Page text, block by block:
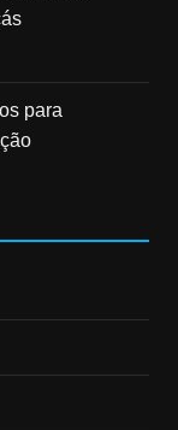
para